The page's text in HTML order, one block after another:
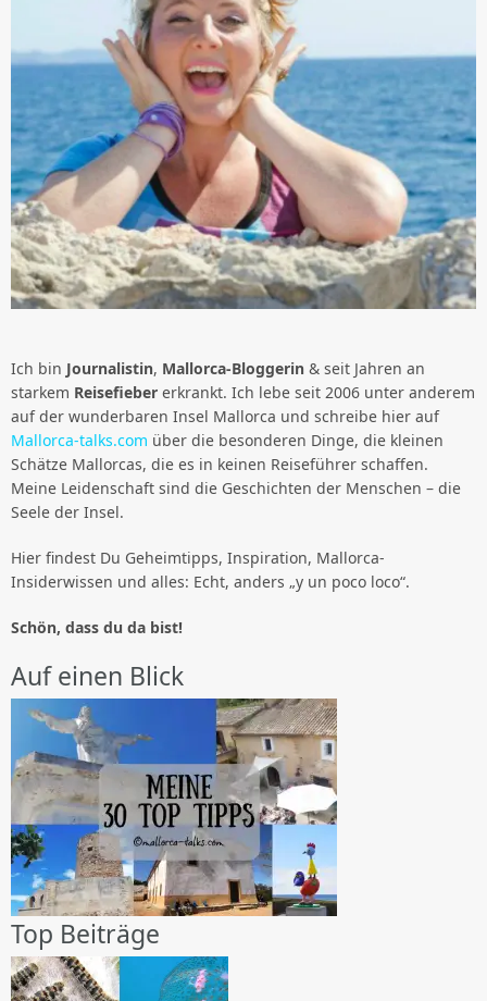
Ich bin Journalistin, Mallorca-Bloggerin & seit Jahren an
starkem Reisefieber erkrankt. Ich lebe seit 2006 unter anderem
auf der wunderbaren Insel Mallorca und schreibe hier auf
Mallorca-talks.com über die besonderen Dinge, die kleinen
Schätze Mallorcas, die es in keinen Reiseführer schaffen.
Meine Leidenschaft sind die Geschichten der Menschen – die
Seele der Insel.
Hier findest Du Geheimtipps, Inspiration, Mallorca-
Insiderwissen und alles: Echt, anders „y un poco loco“.
Schön, dass du da bist!
Auf einen Blick
Top Beiträge